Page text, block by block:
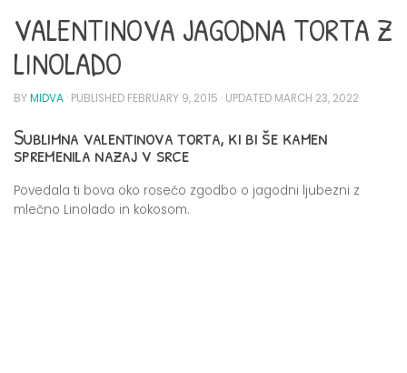
VALENTINOVA JAGODNA TORTA Z
LINOLADO
BYMIDVA · PUBLISHED FEBRUARY 9, 2015 · UPDATED MARCH 23, 2022
Sublimna valentinova torta, ki bi še kamen
spremenila nazaj v srce
Povedala ti bova oko rosečo zgodbo o jagodni ljubezni z
mlečno Linolado in kokosom.